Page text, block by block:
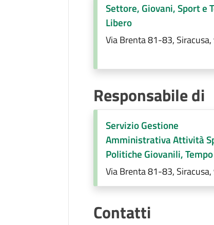
Settore, Giovani, Sport e
Libero
Via Brenta 81-83,
Responsabile di
Servizio Gestione
Amministrativa Attività
Politiche Giovanili,
e Servizi Ausiliari (E.Q.)
Via Brenta 81-83,
Contatti